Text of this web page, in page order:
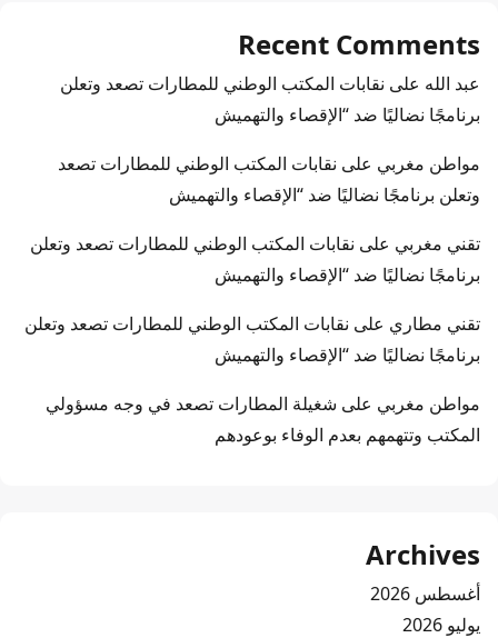
Recent Comments
عبد الله على نقابات المكتب الوطني للمطارات تصعد وتعلن
برنامجًا نضاليًا ضد “الإقصاء والتهميش
مواطن مغربي على نقابات المكتب الوطني للمطارات تصعد
وتعلن برنامجًا نضاليًا ضد “الإقصاء والتهميش
تقني مغربي على نقابات المكتب الوطني للمطارات تصعد وتعلن
برنامجًا نضاليًا ضد “الإقصاء والتهميش
تقني مطاري على نقابات المكتب الوطني للمطارات تصعد وتعلن
برنامجًا نضاليًا ضد “الإقصاء والتهميش
مواطن مغربي على شغيلة المطارات تصعد في وجه مسؤولي
المكتب وتتهمهم بعدم الوفاء بوعودهم
Archives
أغسطس 2026
يوليو 2026